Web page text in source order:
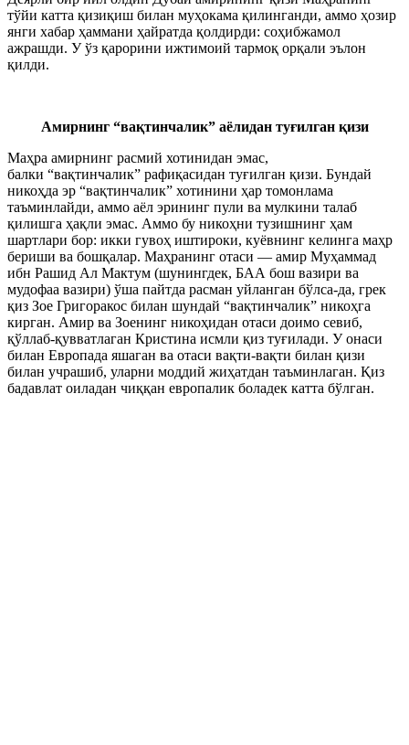
тўйи катта қизиқиш билан муҳокама қилинганди, аммо ҳозир
янги хабар ҳаммани ҳайратда қолдирди: соҳибжамол
ажрашди. У ўз қарорини ижтимоий тармоқ орқали эълон
қилди.
Амирнинг “вақтинчалик” аёлидан туғилган қизи
Маҳра амирнинг расмий хотинидан эмас,
балки “вақтинчалик” рафиқасидан туғилган қизи. Бундай
никоҳда эр “вақтинчалик” хотинини ҳар томонлама
таъминлайди, аммо аёл эрининг пули ва мулкини талаб
қилишга ҳақли эмас. Аммо бу никоҳни тузишнинг ҳам
шартлари бор: икки гувоҳ иштироки, куёвнинг келинга маҳр
бериши ва бошқалар. Маҳранинг отаси — амир Муҳаммад
ибн Рашид Ал Мактум (шунингдек, БАА бош вазири ва
мудофаа вазири) ўша пайтда расман уйланган бўлса-да, грек
қиз Зое Григоракос билан шундай “вақтинчалик” никоҳга
кирган. Амир ва Зоенинг никоҳидан отаси доимо севиб,
қўллаб-қувватлаган Кристина исмли қиз туғилади. У онаси
билан Европада яшаган ва отаси вақти-вақти билан қизи
билан учрашиб, уларни моддий жиҳатдан таъминлаган. Қиз
бадавлат оиладан чиққан европалик боладек катта бўлган.